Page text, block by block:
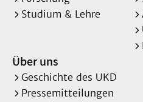
Studium & Lehre
Über uns
Geschichte des UKD
Pressemitteilungen